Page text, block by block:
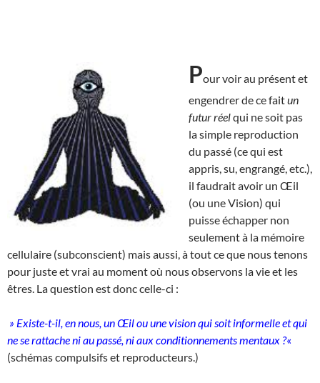
Pour voir au présent et
engendrer de ce faitun
futur réelqui ne soit pas
la simple reproduction
du passé (ce qui est
appris, su, engrangé, etc.),
il faudrait avoir un Œil
(ou une Vision) qui
puisse échapper non
seulement à la mémoire
cellulaire (subconscient) mais aussi, à tout ce que nous tenons
pour juste et vrai au moment où nous observons la vie et les
êtres. La question est donc celle-ci :
» Existe-t-il, en nous, un Œil ou une vision qui soit informelle et qui
ne se rattache ni au passé, ni aux conditionnements mentaux ?«
(schémas compulsifs et reproducteurs.)